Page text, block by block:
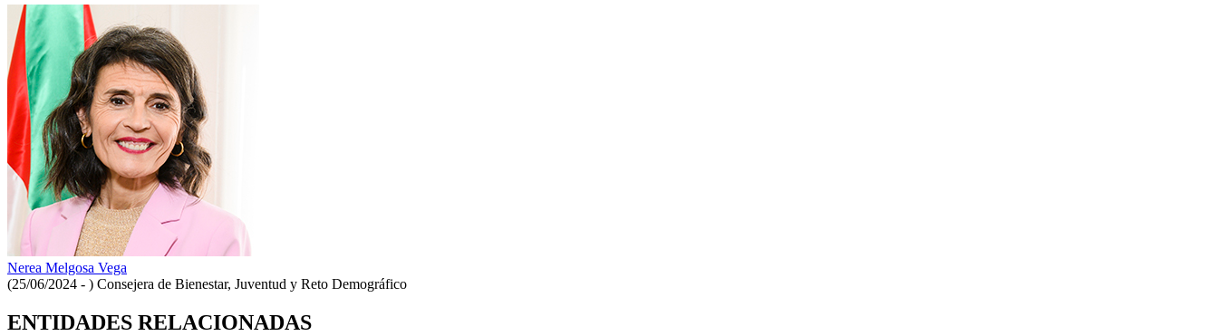
Nerea Melgosa Vega
(25/06/2024 - ) Consejera de Bienestar, Juventud y Reto Demográfico
ENTIDADES RELACIONADAS